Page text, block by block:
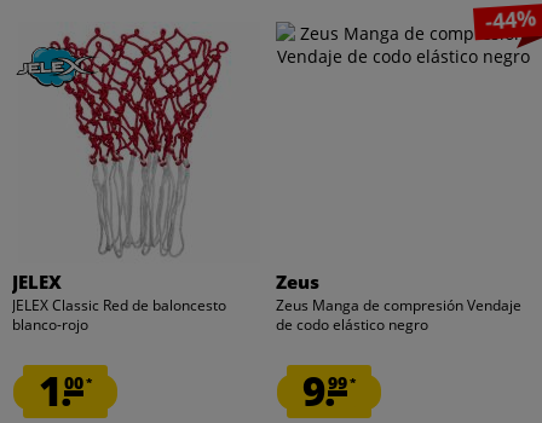
JELEX
JELEX Classic Red de baloncesto
blanco-rojo
1.00*
-44%
Zeus
Zeus Manga de compresión Vendaje
de codo elástico negro
9.99*